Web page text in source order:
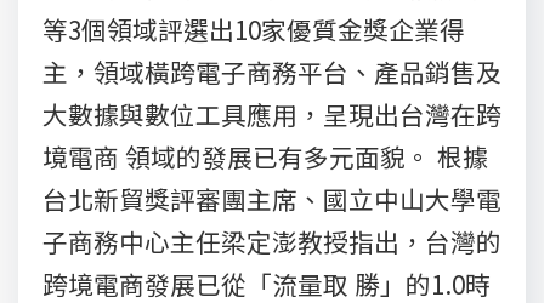
等3個領域評選出10家優質金獎企業得
主，領域橫跨電子商務平台、產品銷售及
大數據與數位工具應用，呈現出台灣在跨
境電商 領域的發展已有多元面貌。 根據
台北新貿獎評審團主席、國立中山大學電
子商務中心主任梁定澎教授指出，台灣的
跨境電商發展已從「流量取 勝」的1.0時